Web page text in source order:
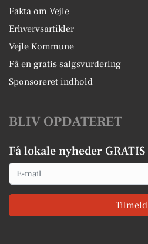
Fakta om Vejle
Erhvervsartikler
Vejle Kommune
Få en gratis salgsvurdering
Sponsoreret indhold
BLIV OPDATERET
Få lokale nyheder GRATIS
Email
Tilmeld